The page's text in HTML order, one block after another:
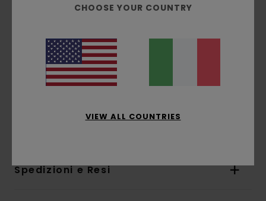
Vestibilità:Vestibilità relaxed casual e facile
Interno non spazzolato
Caratteristiche:cappuccio fisso
Stampa a base d'acqua
Stampa:stampa sul davanti e sul retro
25% cotone riciclato, 20% poliestere riciclato
Spedizioni e Resi
CHOOSE YOUR COUNTRY
VIEW ALL COUNTRIES